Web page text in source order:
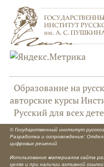
Образование на
авторские курсы
Русский для всех
© Государственный институт
Разработка и сопровождение:
цифровых решений
Использование материалов сайта
целях и при наличии активной